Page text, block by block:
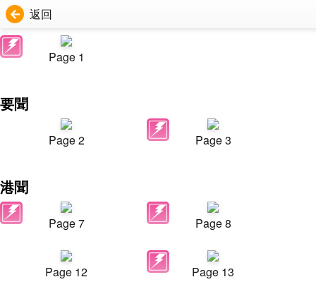
返回
Page 1
要聞
Page 2 Page 3
港聞
Page 7 Page 8
Page 12 Page 13